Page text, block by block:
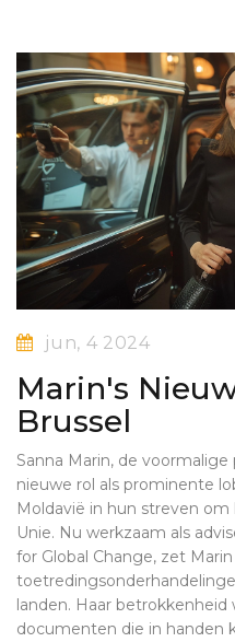
jun, 4 2024
Marin's
Brussel
Sanna Marin, de
nieuwe rol als prominente
Moldavië in hun streven
Unie. Nu werkzaam als
for Global Change, zet
landen. Haar
documenten die in handen